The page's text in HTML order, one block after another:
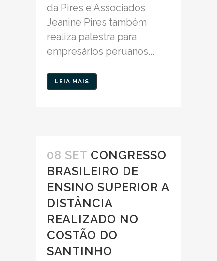
da Pires e Associados
Jeanine Pires também
realiza palestra para
empresários peruanos...
LEIA MAIS
08 SET CONGRESSO
BRASILEIRO DE
ENSINO SUPERIOR A
DISTÂNCIA
REALIZADO NO
COSTÃO DO
SANTINHO